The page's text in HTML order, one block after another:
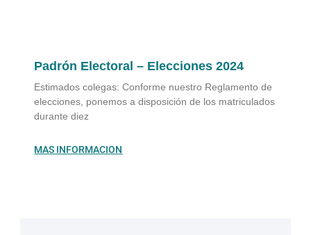
Padrón Electoral – Elecciones 2024
Estimados colegas: Conforme nuestro Reglamento de
elecciones, ponemos a disposición de los matriculados
durante diez
MAS INFORMACION